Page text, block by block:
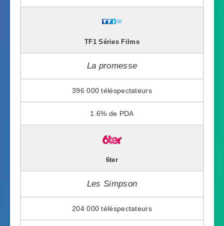
TF1 Séries Films
La promesse
396 000
1.6%
6ter
Les Simpson
204 000